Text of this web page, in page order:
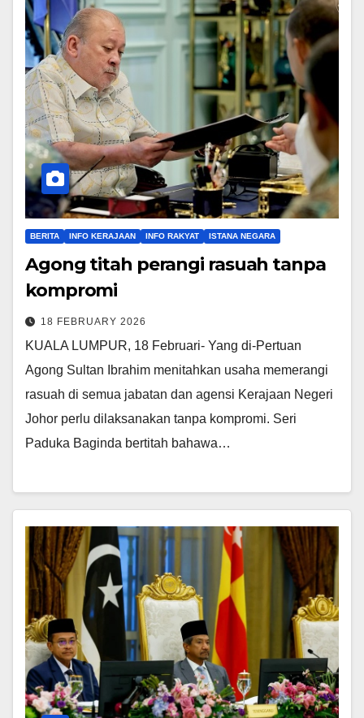
BERITA INFO KERAJAAN INFO RAKYAT ISTANA NEGARA
Agong titah perangi rasuah tanpa
kompromi
18 FEBRUARY 2026
KUALA LUMPUR, 18 Februari- Yang di-Pertuan
Agong Sultan Ibrahim menitahkan usaha memerangi
rasuah di semua jabatan dan agensi Kerajaan Negeri
Johor perlu dilaksanakan tanpa kompromi. Seri
Paduka Baginda bertitah bahawa…